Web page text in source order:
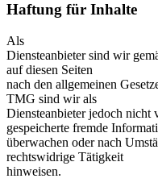
Haftung für Inhalte
Als
Diensteanbieter sind wir
auf diesen Seiten
nach den allgemeinen
TMG sind wir als
Diensteanbieter jedoch nicht
gespeicherte fremde
überwachen oder nach
rechtswidrige Tätigkeit
hinweisen.